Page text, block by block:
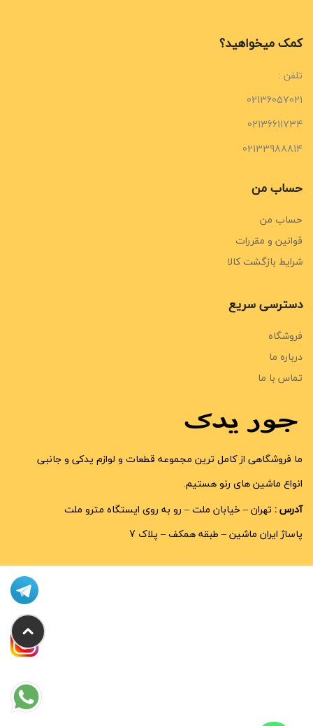
کمک میخواهید؟
تلفن :
02136057021
02136611734
02133988814
حساب من
حساب من
قوانین و مقررات
شرایط بازگشت کالا
دسترسی سریع
فروشگاه
درباره ما
تماس با ما
ما فروشگاهی از کامل ترین مجموعه قطعات و لوازم یدکی و جانبی
انواع ماشین های رنو هستیم.
آدرس : تهران – خیابان ملت – رو به روی ایستگاه مترو ملت
پاساژ ایران ماشین – طبقه همکف – پلاک 7